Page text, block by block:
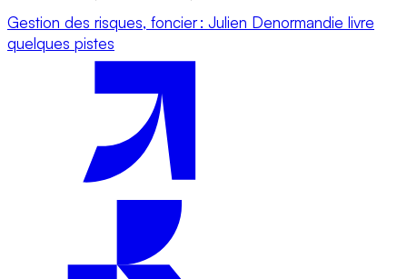
Gestion des risques, foncier : Julien Denormandie livre
quelques pistes